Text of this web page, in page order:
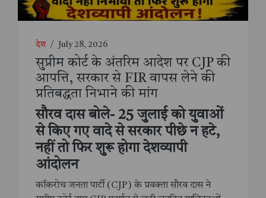
देश / July 28, 2026
सुप्रीम कोर्ट के अंतरिम आदेश पर CJP की
आपत्ति, सरकार से FIR वापस लेने की
प्रतिबद्धता निभाने की मांग
सौरव दास बोले- 25 जुलाई को युवाओं
से किए गए वादे से सरकार पीछे न हटे,
नहीं तो फिर शुरू होगा देशव्यापी
आंदोलन
कॉकरोच जनता पार्टी (CJP) के प्रवक्ता सौरव दास ने